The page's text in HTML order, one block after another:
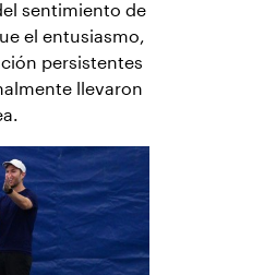
sentimiento de
el entusiasmo,
persistentes
llevaron